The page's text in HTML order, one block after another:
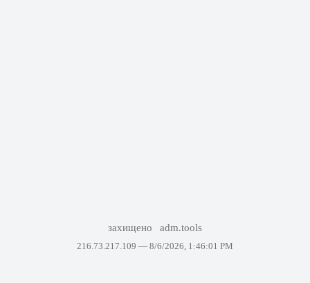
захищено adm.tools
216.73.217.109 — 8/6/2026, 1:46:01 PM